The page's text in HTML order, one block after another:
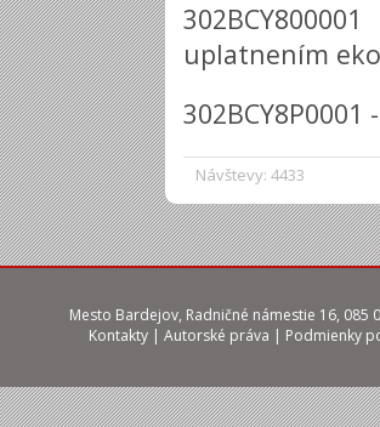
Návštevy: 4433
uplatnením
Mesto Bardejov, Radničné námestie 16, 085
Kontakty | Autorské práva | Podmienky